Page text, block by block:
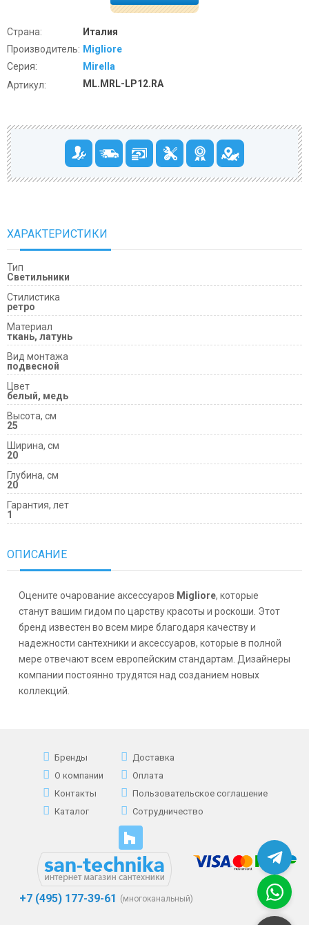
Страна:
Италия
Производитель: Migliore
Серия:
Mirella
Артикул:
ML.MRL-LP12.RA
ХАРАКТЕРИСТИКИ
Тип
Светильники
Cтилистика
ретро
Материал
ткань, латунь
Вид монтажа
подвесной
Цвет
белый, медь
Высота, см
25
Ширина, см
20
Глубина, см
20
Гарантия, лет
1
ОПИСАНИЕ
Оцените очарование аксессуаров Migliore, которые
станут вашим гидом по царству красоты и роскоши. Этот
бренд известен во всем мире благодаря качеству и
надежности сантехники и аксессуаров, которые в полной
мере отвечают всем европейским стандартам. Дизайнеры
компании постоянно трудятся над созданием новых
коллекций.
Бренды
О компании
Контакты
Каталог
Доставка
Оплата
Пользовательское соглашение
Сотрудничество
+7 (495) 177-39-61 (многоканальный)